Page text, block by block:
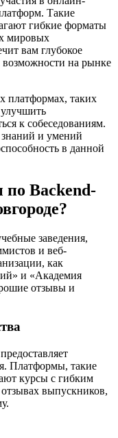
Такие
гибкие форматы
мировых
вам глубокое
на рынке
платформах, таких
к собеседованиям.
и умений
в данной
по Backend-
заведения,
и веб-
как
и «Академия
отзывы и
Платформы, такие
курсы с гибким
выпускников,